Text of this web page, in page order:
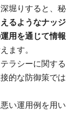
堀りすると、秘
るようなナッジ
用を通じて情報
ます。
ラシーに関する
的な防御策では
い運用例を用い